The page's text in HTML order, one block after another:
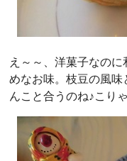
え～～、洋菓子なの
めなお味。枝豆の風
んこと合うのね♪こり